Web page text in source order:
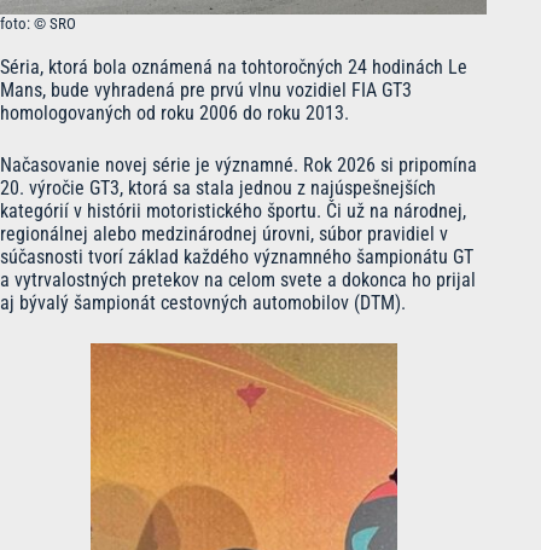
foto: © SRO
Séria, ktorá bola oznámená na tohtoročných 24 hodinách Le
Mans, bude vyhradená pre prvú vlnu vozidiel FIA GT3
homologovaných od roku 2006 do roku 2013.
Načasovanie novej série je významné. Rok 2026 si pripomína
20. výročie GT3, ktorá sa stala jednou z najúspešnejších
kategórií v histórii motoristického športu. Či už na národnej,
regionálnej alebo medzinárodnej úrovni, súbor pravidiel v
súčasnosti tvorí základ každého významného šampionátu GT
a vytrvalostných pretekov na celom svete a dokonca ho prijal
aj bývalý šampionát cestovných automobilov (DTM).